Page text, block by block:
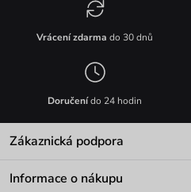
Vrácení zdarma do 30 dnů
Doručenído 24 hodin
Zákaznická podpora
Informace o nákupu